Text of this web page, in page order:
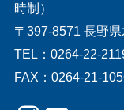
時制）
〒397-8571 長野
TEL：0264-22-
FAX：0264-21-